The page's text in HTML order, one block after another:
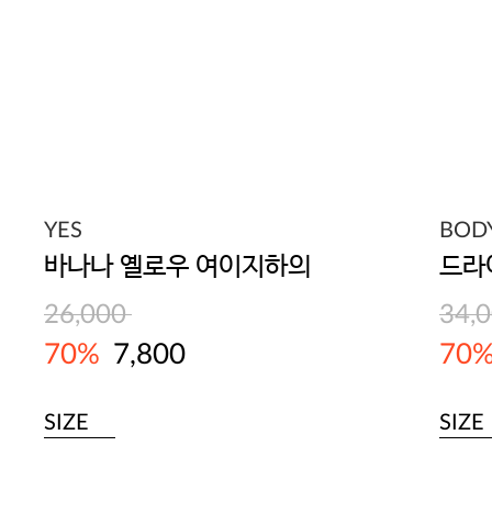
YES
바나나 옐로우 여이지하의
26,000
70% 7,800
SIZE SIZE